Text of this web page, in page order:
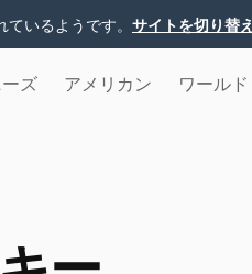
いるようです。 サイトを切り替え
ズ アメリカン ワールド